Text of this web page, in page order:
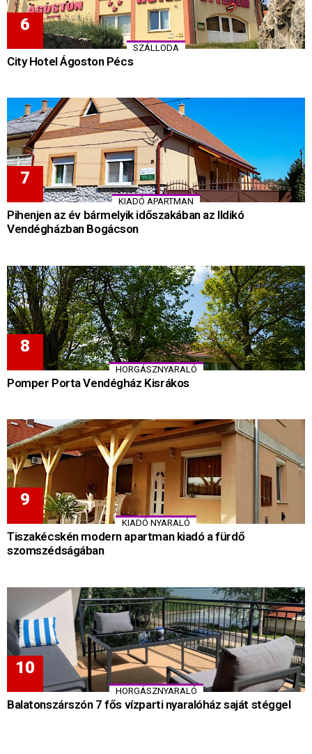
SZÁLLODA
City Hotel Ágoston Pécs
KIADÓ APARTMAN
Pihenjen az év bármelyik időszakában az Ildikó
Vendégházban Bogácson
HORGÁSZNYARALÓ
Pomper Porta Vendégház Kisrákos
KIADÓ NYARALÓ
Tiszakécskén modern apartman kiadó a fürdő
szomszédságában
HORGÁSZNYARALÓ
Balatonszárszón 7 fős vízparti nyaralóház saját stéggel